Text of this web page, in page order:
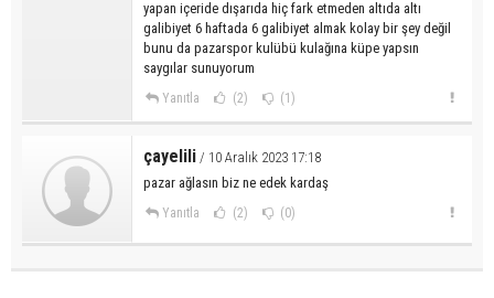
yapan içeride dışarıda hiç fark etmeden altıda altı
galibiyet 6 haftada 6 galibiyet almak kolay bir şey değil
bunu da pazarspor kulübü kulağına küpe yapsın
saygılar sunuyorum
Yanıtla (2) (1)
çayelili / 10 Aralık 2023 17:18
pazar ağlasın biz ne edek kardaş
Yanıtla (2) (0)